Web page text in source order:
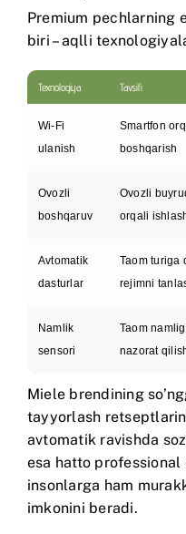
Premium pechlarning
biri – aqlli
Texnologiya Tavsifi
Wi-Fi
ulanish
Smartfon
boshqarish
Ovozli
boshqaruv
Ovozli
orqali
Avtomatik
dasturlar
Taom turiga
rejimni
Namlik
sensori
Taom
nazorat
Miele brendining
tayyorlash
avtomatik ravishda
esa hatto professional
insonlarga ham
imkonini beradi.